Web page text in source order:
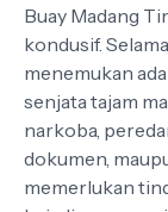
Buay Madang
kondusif.
menemukan
senjata tajam
narkoba,
dokumen,
memerlukan